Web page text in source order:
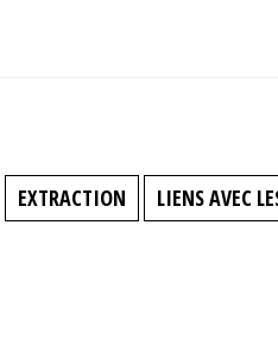
EXTRACTION LIENS AVEC